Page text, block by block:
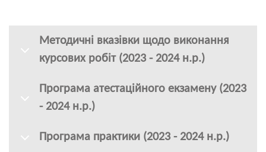
Методичні вказівки щодо виконання
курсових робіт (2023 - 2024 н.р.)
Програма атестаційного екзамену (2023
- 2024 н.р.)
Програма практики (2023 - 2024 н.р.)